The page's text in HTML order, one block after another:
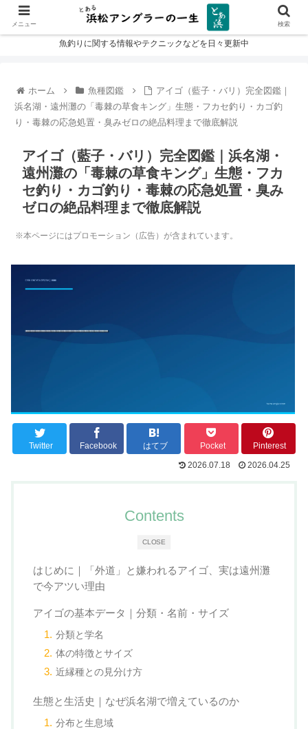
魚釣りに関する情報やテクニックなどを日々更新中
ホーム 魚種図鑑
アイゴ（藍子・バリ）完全図鑑｜
浜名湖・遠州灘の「毒棘の草食キング」生態・フカセ釣り・カゴ釣
り・毒棘の応急処置・臭みゼロの絶品料理まで徹底解説
アイゴ（藍子・バリ）完全図鑑｜浜名湖・
遠州灘の「毒棘の草食キング」生態・フカ
セ釣り・カゴ釣り・毒棘の応急処置・臭み
ゼロの絶品料理まで徹底解説
※本ページにはプロモーション（広告）が含まれています。
Twitter Facebook はてブ Pocket
Pinterest
2026.07.18
2026.04.25
CLOSE
Contents
はじめに｜「外道」と嫌われるアイゴ、実は遠州灘
で今アツい理由
アイゴの基本データ｜分類・名前・サイズ
分類と学名
体の特徴とサイズ
近縁種との見分け方
生態と生活史｜なぜ浜名湖で増えているのか
分布と生息域
メニュー 検索